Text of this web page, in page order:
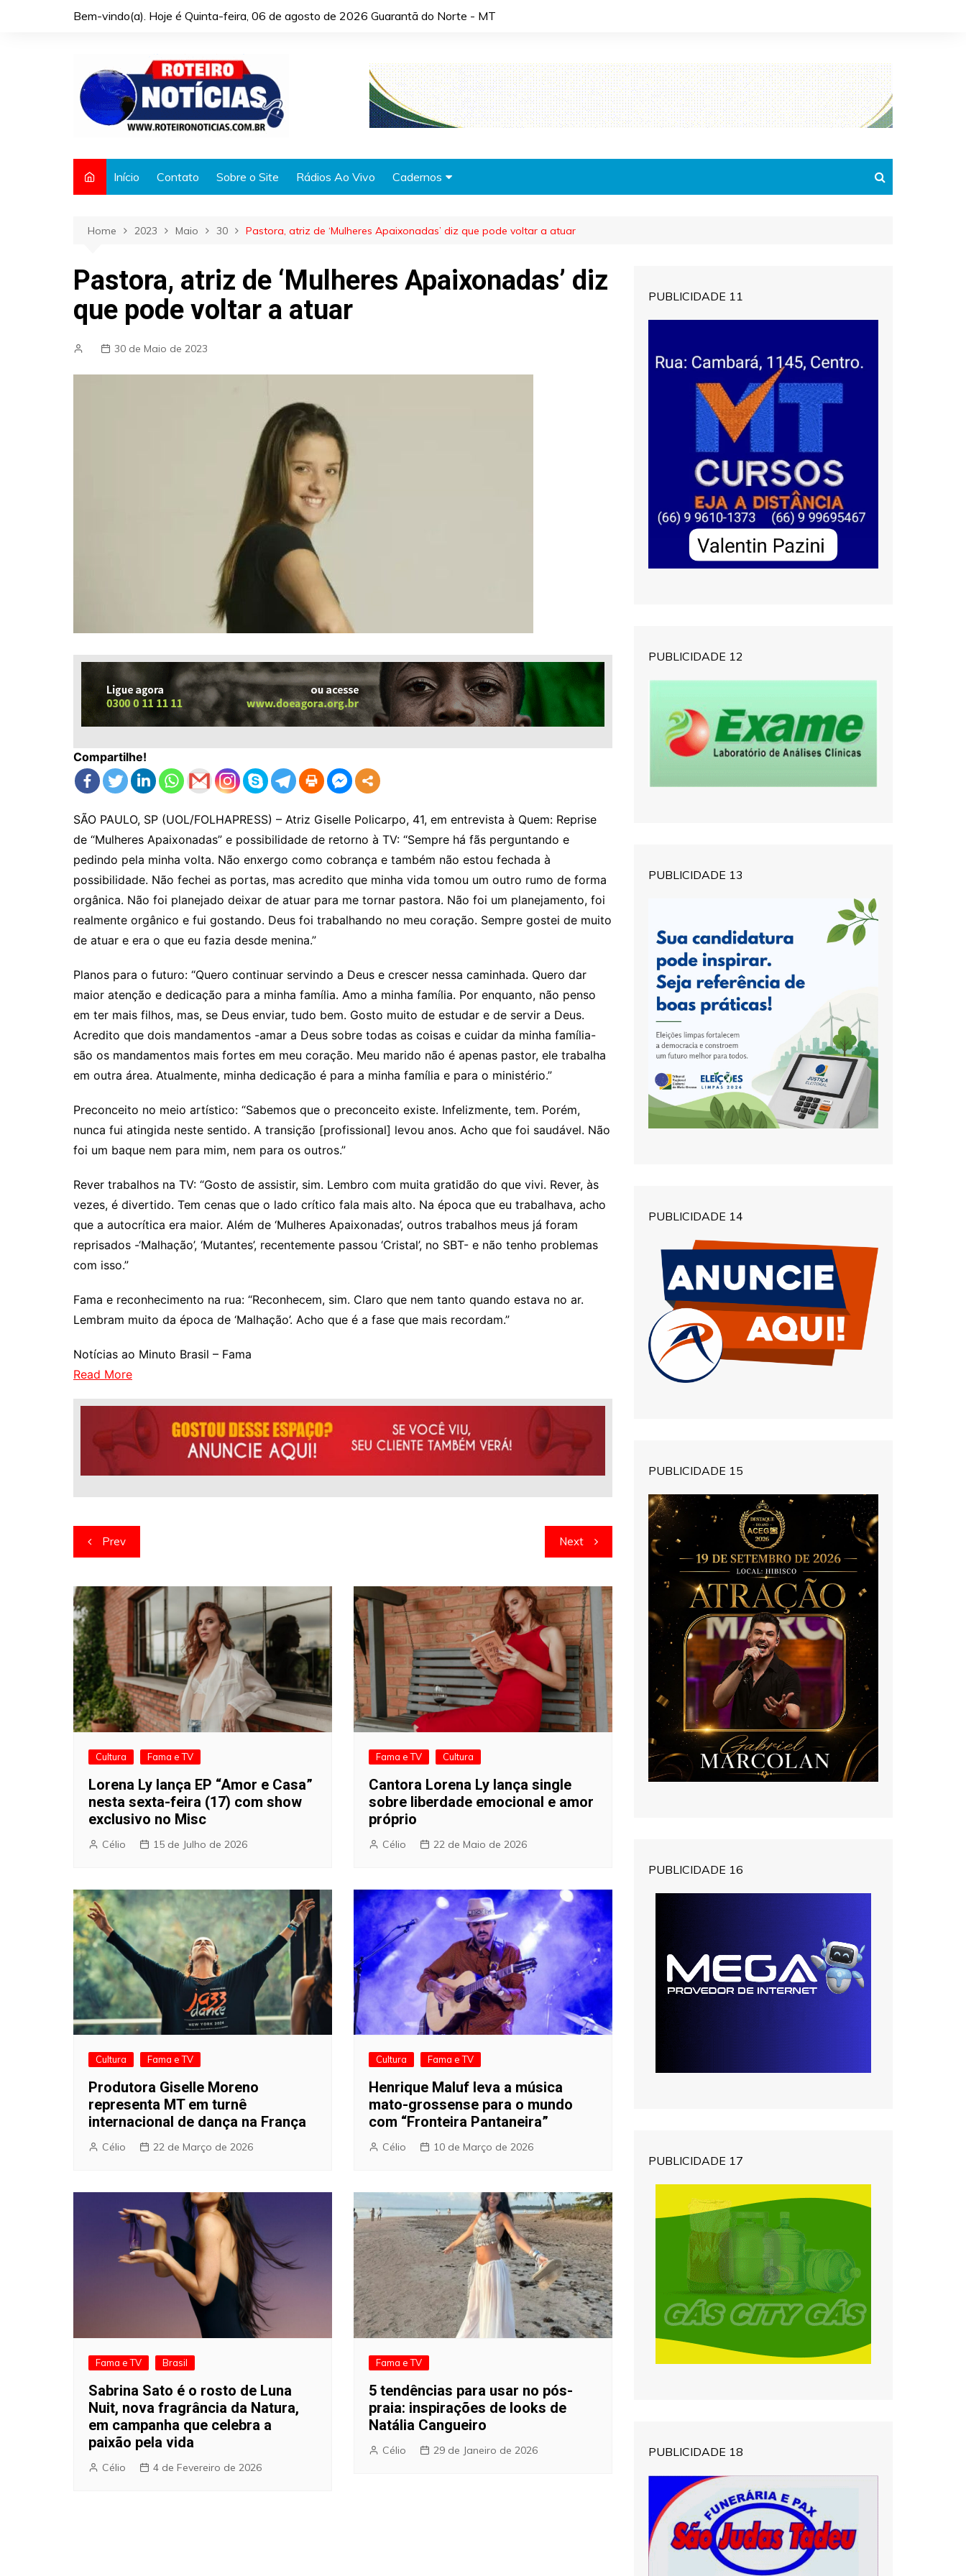
Bem-vindo(a). Hoje é Quinta-feira, 06 de agosto de 2026 Guarantã do Norte - MT
Início Contato Sobre o Site Rádios Ao Vivo Cadernos
Automóveis
Cidades
Home 2023 Maio 30 Pastora, atriz de ‘Mulheres Apaixonadas’ diz que pode voltar a atuar
Pastora, atriz de ‘Mulheres Apaixonadas’ diz
que pode voltar a atuar
30 de Maio de 2023
Compartilhe!
SÃO PAULO, SP (UOL/FOLHAPRESS) – Atriz Giselle Policarpo, 41, em entrevista à Quem: Reprise
de “Mulheres Apaixonadas” e possibilidade de retorno à TV: “Sempre há fãs perguntando e
pedindo pela minha volta. Não enxergo como cobrança e também não estou fechada à
possibilidade. Não fechei as portas, mas acredito que minha vida tomou um outro rumo de forma
orgânica. Não foi planejado deixar de atuar para me tornar pastora. Não foi um planejamento, foi
realmente orgânico e fui gostando. Deus foi trabalhando no meu coração. Sempre gostei de muito
de atuar e era o que eu fazia desde menina.”
Planos para o futuro: “Quero continuar servindo a Deus e crescer nessa caminhada. Quero dar
maior atenção e dedicação para a minha família. Amo a minha família. Por enquanto, não penso
em ter mais filhos, mas, se Deus enviar, tudo bem. Gosto muito de estudar e de servir a Deus.
Acredito que dois mandamentos -amar a Deus sobre todas as coisas e cuidar da minha família-
são os mandamentos mais fortes em meu coração. Meu marido não é apenas pastor, ele trabalha
em outra área. Atualmente, minha dedicação é para a minha família e para o ministério.”
Preconceito no meio artístico: “Sabemos que o preconceito existe. Infelizmente, tem. Porém,
nunca fui atingida neste sentido. A transição [profissional] levou anos. Acho que foi saudável. Não
foi um baque nem para mim, nem para os outros.”
Rever trabalhos na TV: “Gosto de assistir, sim. Lembro com muita gratidão do que vivi. Rever, às
vezes, é divertido. Tem cenas que o lado crítico fala mais alto. Na época que eu trabalhava, acho
que a autocrítica era maior. Além de ‘Mulheres Apaixonadas’, outros trabalhos meus já foram
reprisados -‘Malhação’, ‘Mutantes’, recentemente passou ‘Cristal’, no SBT- e não tenho problemas
com isso.”
Fama e reconhecimento na rua: “Reconhecem, sim. Claro que nem tanto quando estava no ar.
Lembram muito da época de ‘Malhação’. Acho que é a fase que mais recordam.”
Notícias ao Minuto Brasil – Fama
Read More
Navegação
de
artigos
Prev Next
Cultura Fama e TV
Lorena Ly lança EP “Amor e Casa”
nesta sexta-feira (17) com show
exclusivo no Misc
Célio 15 de Julho de 2026
Fama e TV Cultura
Cantora Lorena Ly lança single
sobre liberdade emocional e amor
próprio
Célio 22 de Maio de 2026
Cultura Fama e TV
Produtora Giselle Moreno
representa MT em turnê
internacional de dança na França
Célio 22 de Março de 2026
Cultura Fama e TV
Henrique Maluf leva a música
mato-grossense para o mundo
com “Fronteira Pantaneira”
Célio 10 de Março de 2026
Fama e TV Brasil
Sabrina Sato é o rosto de Luna
Nuit, nova fragrância da Natura,
em campanha que celebra a
paixão pela vida
Célio 4 de Fevereiro de 2026
Fama e TV
5 tendências para usar no pós-
praia: inspirações de looks de
Natália Cangueiro
Célio 29 de Janeiro de 2026
PUBLICIDADE 11
PUBLICIDADE 12
PUBLICIDADE 13
PUBLICIDADE 14
PUBLICIDADE 15
PUBLICIDADE 16
PUBLICIDADE 17
PUBLICIDADE 18